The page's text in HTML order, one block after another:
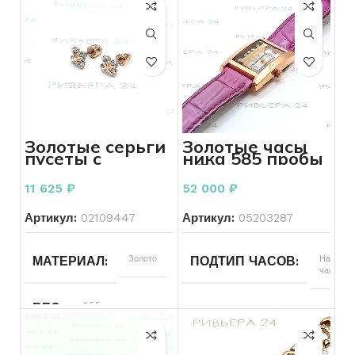
Золотые серьги
пусеты с
фианитами 585
пробы 1,55
грамм
11 625 ₽
Артикул: 02109447
МАТЕРИАЛ Золото
ВЕС 1.55
Золотые часы
ника 585 пробы
(№3048)6,50
грамма
52 000 ₽
Артикул: 05203287
ПОДТИП ЧАСОВ
часы
ТИП ЧАСОВ Наручные